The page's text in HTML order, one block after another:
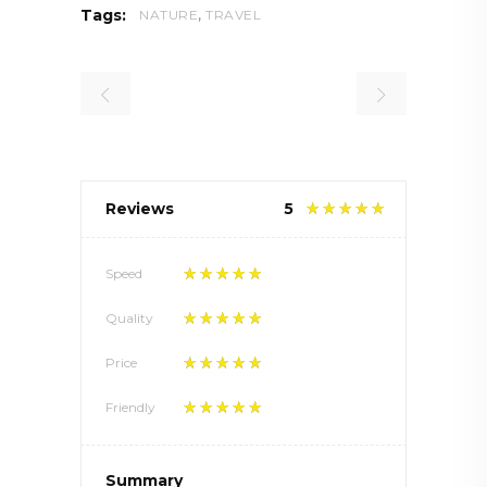
Tags: NATURE, TRAVEL
Reviews 5
Speed
Quality
Price
Friendly
Summary